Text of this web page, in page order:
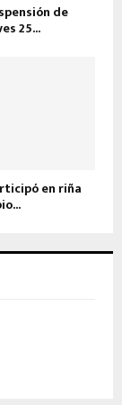
de
25...
en riña